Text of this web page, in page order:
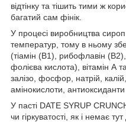
відтінку та тішить тими ж
багатий сам фінік.
У процесі виробництва
температур, тому в ньому
(тіамін (B1), рибофлавін
фолієва кислота), вітамін А
залізо, фосфор, натрій, калій,
амінокислоти, антиоксиданти
У пасті DATE SYRUP
чи гіркуватості, як і немає